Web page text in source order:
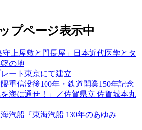
プページ表示中
守上屋敷と門長屋」日本近代医学とタ
の地
ート東京にて建立
隈重信没後100年・鉄道開業150年記念
海に通せ！」／佐賀県立 佐賀城本丸
海汽船『東海汽船 130年のあゆみ